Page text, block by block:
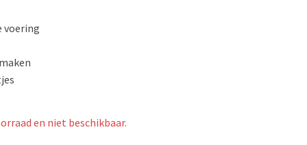
voering
en niet beschikbaar.